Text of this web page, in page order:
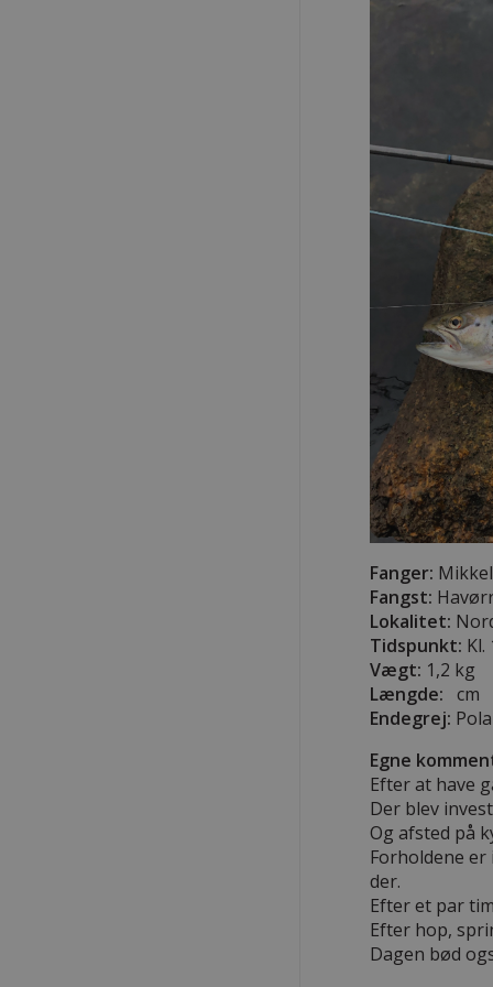
Fanger:
Fangst:
Lokalitet:
Tidspunkt: Kl.
Vægt: 1,2 kg
Længde: cm
Endegrej:
Egne
Efter at have
Der blev
Og afsted på
Forholdene
der.
Efter et par
Efter hop,
Dagen bød